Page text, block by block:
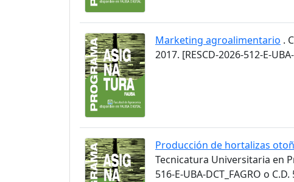
Marketing agroalimentario .
2017. [RESCD-2026-512-E-
Producción de hortalizas
Tecnicatura Universitaria en
516-E-UBA-DCT_FAGRO o